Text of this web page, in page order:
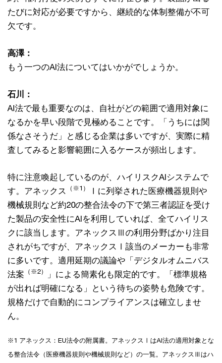
たびに対応が必要ですから、継続的な体制整備が不可
欠です。
高澤：
もう一つのAI法についてはいかがでしょうか。
石川：
AI法で最も重要なのは、自社がどの範囲で適用対象に
なるかを早い段階で見極めることです。「うちには関
係なさそうだ」と感じる企業は多いですが、実際に精
査してみると影響範囲に入るケースが頻出します。
特に注意喚起しているのが、ハイリスクAIシステムで
す。アネックス
（※1）
Ⅰに列挙された医療機器規則や
機械規則など約20の整合法令の下で第三者認証を受け
た製品の安全性にAIを利用していれば、全てハイリス
クに該当します。アネックスⅢの利用分野ばかり注目
されがちですが、アネックスⅠ該当のメーカーも非常
に多いです。適用延期の議論や「デジタルオムニバス
法案 （※2）
」による簡素化も限定的です。「標準規格
が出れば明確になる」という待ちの姿勢も危険です。
規格だけで自動的にコンプライアンスは確立しませ
ん。
※1 アネックス：EU法令の附属書。アネックスⅠはAI法の適用対象とな
る整合法令（医療機器規則や機械規則など）の一覧。アネックスⅢはハ